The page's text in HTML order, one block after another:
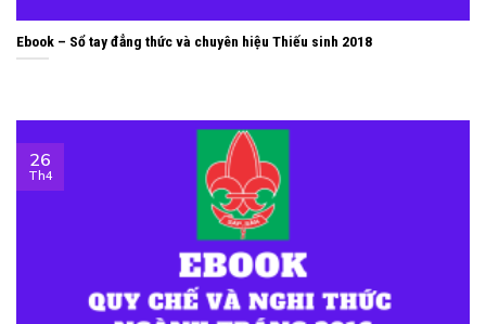
Ebook – Sổ tay đẳng thức và chuyên hiệu Thiếu sinh 2018
26
Th4